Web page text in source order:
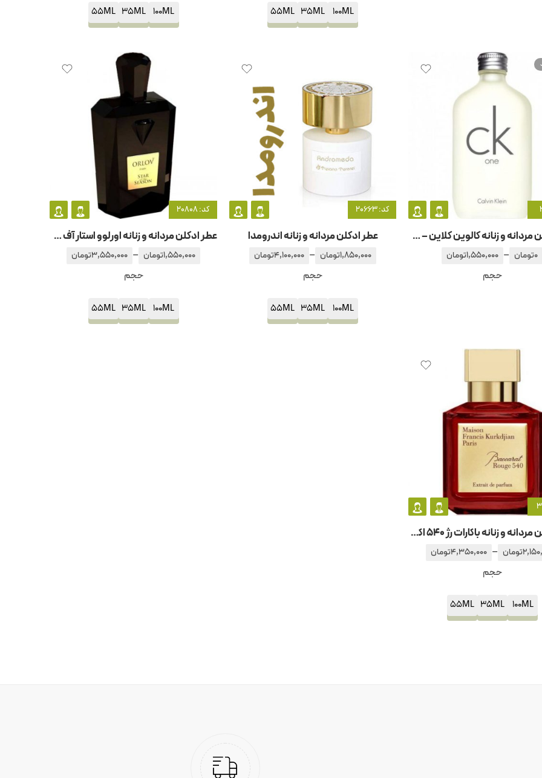
100ML
35ML
55ML
100ML
35ML
55ML
عطر ادکلن مردانه و زنانه کالوین کلاین – سی کی وان
0تومان –
1,550,000تومان
حجم
کد: 20663
عطر ادکلن مردانه و زنانه اندرومدا
1,850,000تومان –
4,100,000تومان
حجم
100ML
35ML
55ML
کد: 20808
عطر ادکلن مردانه و زنانه اورلوو استار آف سیزن
1,550,000تومان –
3,550,000تومان
حجم
100ML
35ML
55ML
عطر ادکلن مردانه و زنانه باکارات رژ 540 اکسترایت د پارفوم
تومان –
4,350,000تومان
حجم
100ML
35ML
55ML